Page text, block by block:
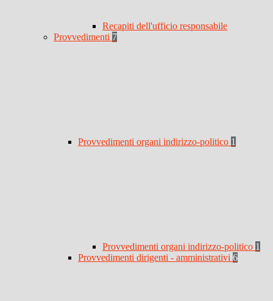
Recapiti dell'ufficio responsabile
Provvedimenti 7
Provvedimenti organi indirizzo-politico 1
Provvedimenti organi indirizzo-politico 1
Provvedimenti dirigenti - amministrativi 6